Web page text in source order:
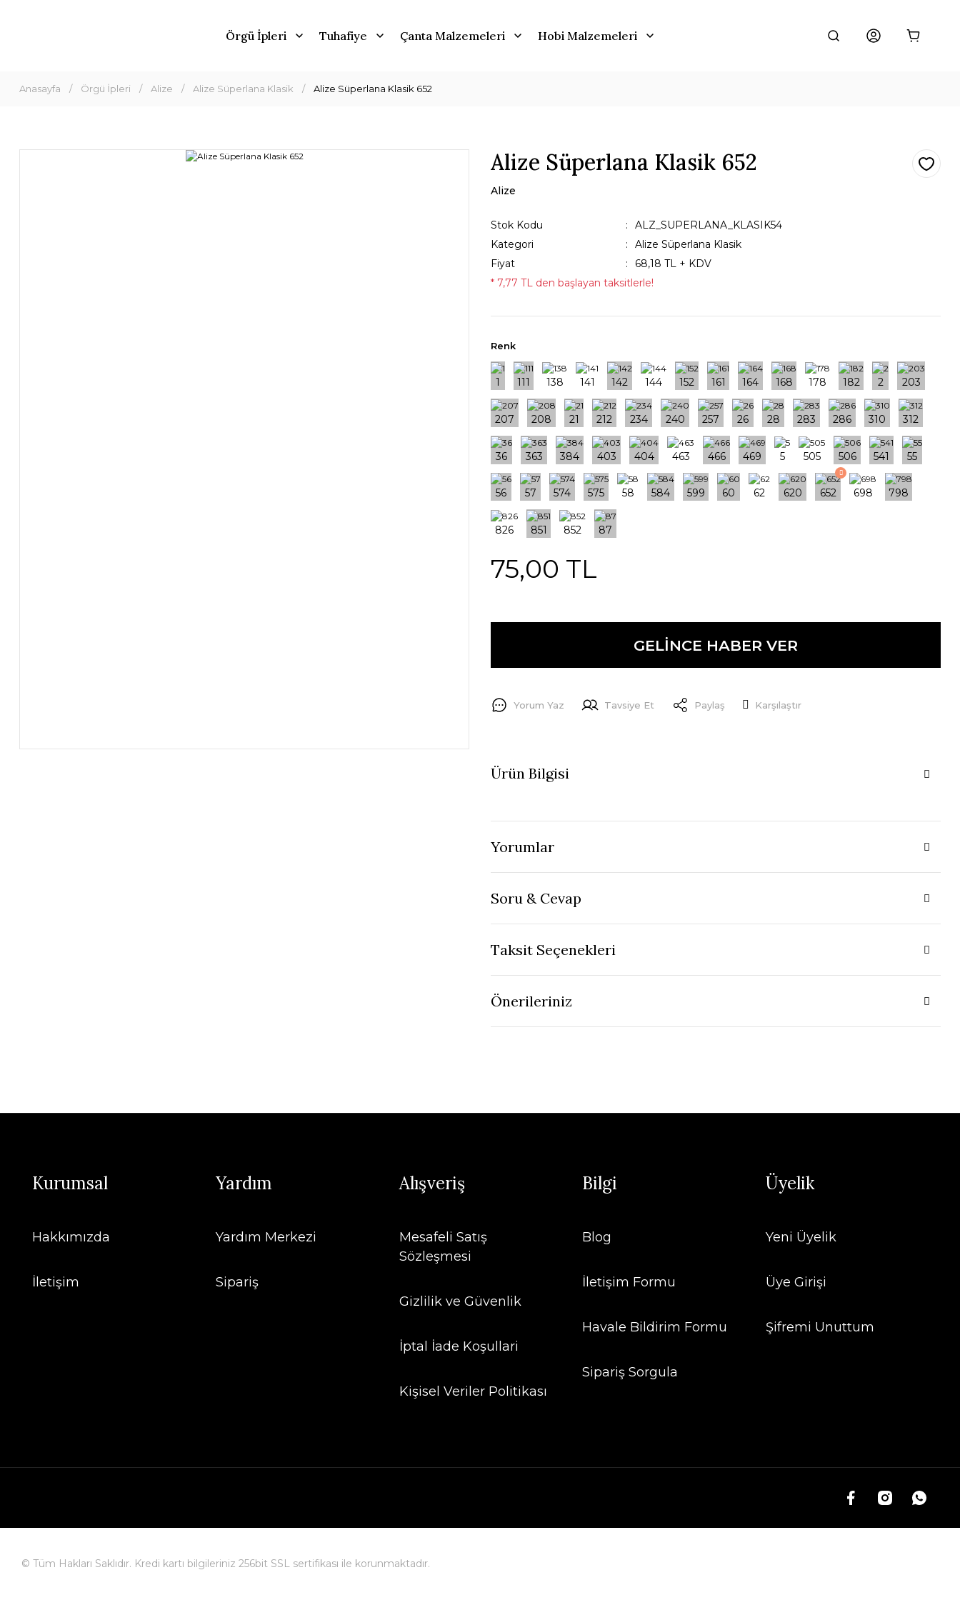
Örgü İpleri Tuhafiye Çanta Malzemeleri Hobi Malzemeleri
Anasayfa Örgü İpleri Alize Alize Süperlana Klasik Alize Süperlana Klasik 652
Alize Süperlana Klasik 652
Alize
Stok Kodu
ALZ_SUPERLANA_KLASIK54
Kategori
Alize Süperlana Klasik
Fiyat
68,18 TL + KDV
* 7,77 TL den başlayan taksitlerle!
Renk
75,00 TL
GELİNCE HABER VER
Yorum Yaz Tavsiye Et Paylaş Karşılaştır
Ürün Bilgisi
Yorumlar
Soru & Cevap
Taksit Seçenekleri
Önerileriniz
Kurumsal
Hakkımızda
İletişim
Yardım
Yardım Merkezi
Sipariş
Alışveriş
Mesafeli Satış
Sözleşmesi
Gizlilik ve Güvenlik
İptal İade Koşullari
Kişisel Veriler Politikası
Bilgi
Blog
İletişim Formu
Havale Bildirim Formu
Sipariş Sorgula
Üyelik
Yeni Üyelik
Üye Girişi
Şifremi Unuttum
© Tüm Hakları Saklıdır. Kredi kartı bilgileriniz 256bit SSL sertifikası ile korunmaktadır.